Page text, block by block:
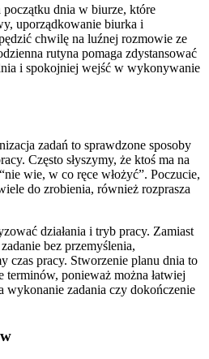
dnia w biurze, które
uporządkowanie biurka i
chwilę na luźnej rozmowie ze
rutyna pomaga zdystansować
i spokojniej wejść w wykonywanie
zadań to sprawdzone sposoby
Często słyszymy, że ktoś ma na
wie, w co ręce włożyć”. Poczucie,
do zrobienia, również rozprasza
działania i tryb pracy. Zamiast
bez przemyślenia,
czas pracy. Stworzenie planu dnia to
terminów, ponieważ można łatwiej
wykonanie zadania czy dokończenie